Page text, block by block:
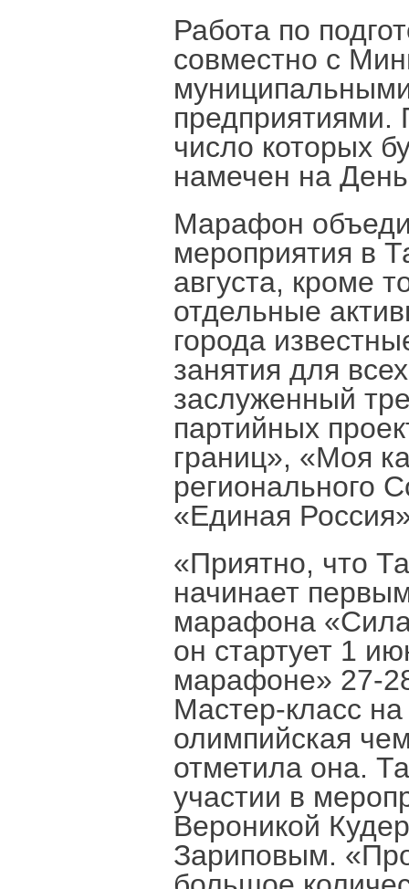
Работа по
совместно с
предприятиями.
число которых
намечен на День
Марафон
мероприятия в
августа, кроме
отдельные
города
занятия для
заслуженный
партийных
границ», «Моя
регионального
«Единая
«Приятно, что
начинает
марафона
он стартует 1
марафоне» 27-
Мастер-класс на
олимпийская
отметила она.
участии в
Вероникой
Зариповым.